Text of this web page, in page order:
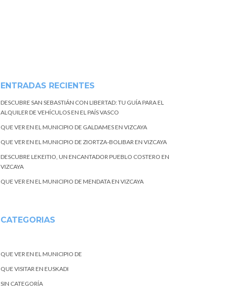
ENTRADAS RECIENTES
DESCUBRE SAN SEBASTIÁN CON LIBERTAD: TU GUÍA PARA EL
ALQUILER DE VEHÍCULOS EN EL PAÍS VASCO
QUE VER EN EL MUNICIPIO DE GALDAMES EN VIZCAYA
QUE VER EN EL MUNICIPIO DE ZIORTZA-BOLIBAR EN VIZCAYA
DESCUBRE LEKEITIO, UN ENCANTADOR PUEBLO COSTERO EN
VIZCAYA
QUE VER EN EL MUNICIPIO DE MENDATA EN VIZCAYA
CATEGORIAS
QUE VER EN EL MUNICIPIO DE
QUE VISITAR EN EUSKADI
SIN CATEGORÍA